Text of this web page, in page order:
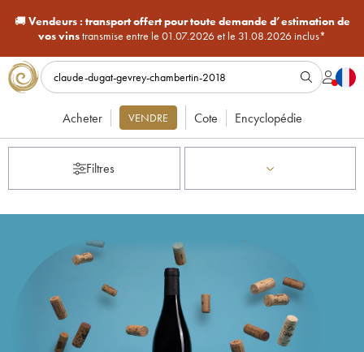
🚚Vendeurs : transport offert pour toute demande d’estimation de
vos vinstransmise entre le 01.07.2026 et le 31.08.2026 inclus*
Acheter VENDRE Cote Encyclopédie
Filtres